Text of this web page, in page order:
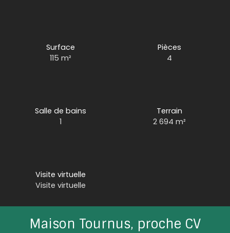
Surface
115m²
Pièces
4
Salle de bains
1
Terrain
2 694 m²
Visite virtuelle
Visite virtuelle
Maison Tournus, proche CV